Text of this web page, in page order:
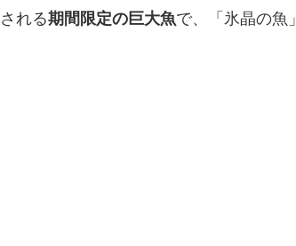
れる期間限定の巨大魚で、「氷晶の魚」